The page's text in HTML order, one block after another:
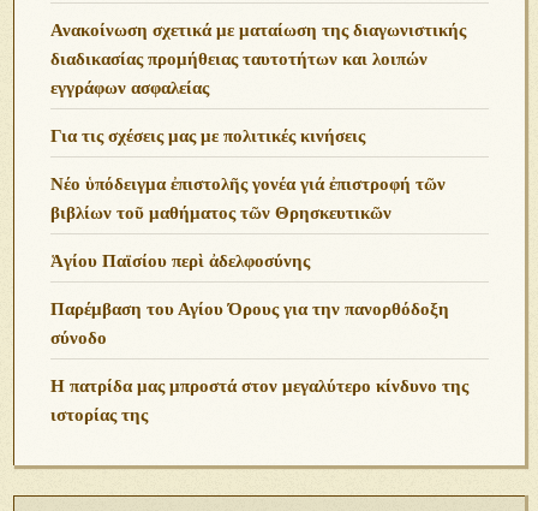
Ανακοίνωση σχετικά με ματαίωση της διαγωνιστικής
διαδικασίας προμήθειας ταυτοτήτων και λοιπών
εγγράφων ασφαλείας
Για τις σχέσεις μας με πολιτικές κινήσεις
Νέο ὑπόδειγμα ἐπιστολῆς γονέα γιά ἐπιστροφή τῶν
βιβλίων τοῦ μαθήματος τῶν Θρησκευτικῶν
Ἁγίου Παϊσίου περὶ ἀδελφοσύνης
Παρέμβαση του Αγίου Όρους για την πανορθόδοξη
σύνοδο
Η πατρίδα μας μπροστά στον μεγαλύτερο κίνδυνο της
ιστορίας της